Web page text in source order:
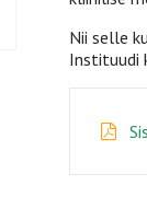
Nii selle
Instituudi